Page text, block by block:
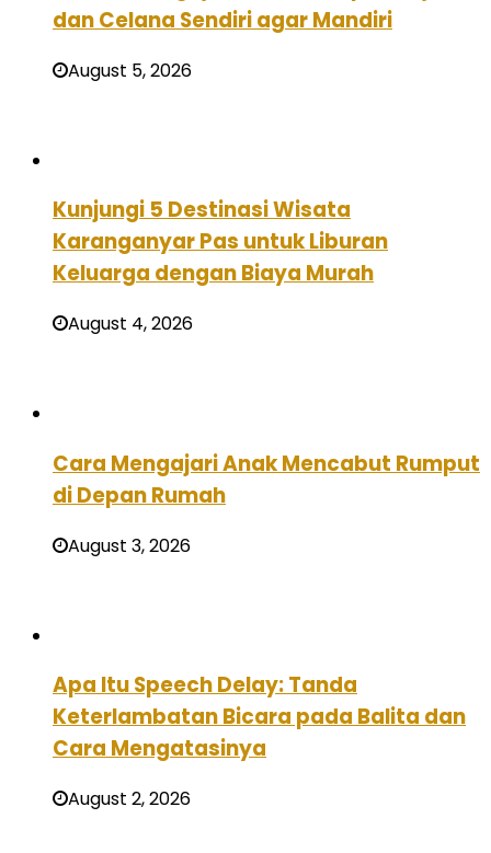
dan Celana Sendiri agar Mandiri
August 5, 2026
Kunjungi 5 Destinasi Wisata
Karanganyar Pas untuk Liburan
Keluarga dengan Biaya Murah
August 4, 2026
Cara Mengajari Anak Mencabut Rumput
di Depan Rumah
August 3, 2026
Apa Itu Speech Delay: Tanda
Keterlambatan Bicara pada Balita dan
Cara Mengatasinya
August 2, 2026